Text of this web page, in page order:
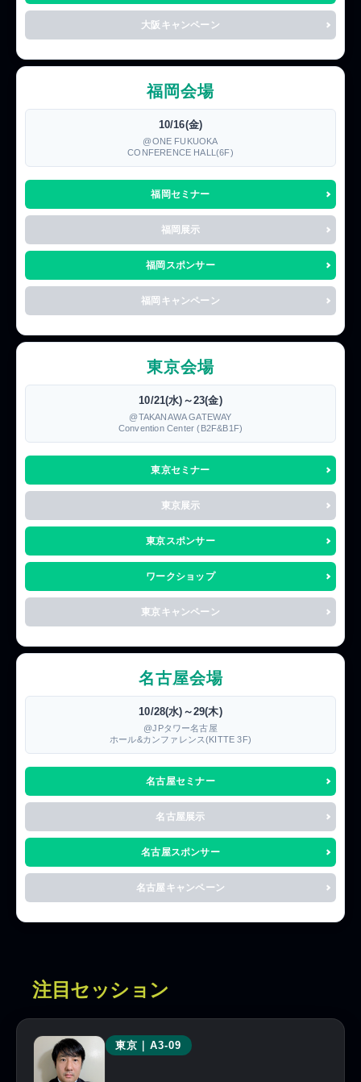
大阪キャンペーン
福岡会場
10/16(金)
@ONE FUKUOKA
CONFERENCE HALL(6F)
福岡セミナー
福岡展示
福岡スポンサー
福岡キャンペーン
東京会場
10/21(水)～23(金)
@TAKANAWA GATEWAY
Convention Center (B2F&B1F)
東京セミナー
東京展示
東京スポンサー
ワークショップ
東京キャンペーン
名古屋会場
10/28(水)～29(木)
@JPタワー名古屋
ホール&カンファレンス(KITTE 3F)
名古屋セミナー
名古屋展示
名古屋スポンサー
名古屋キャンペーン
注目セッション
東京｜A3-09